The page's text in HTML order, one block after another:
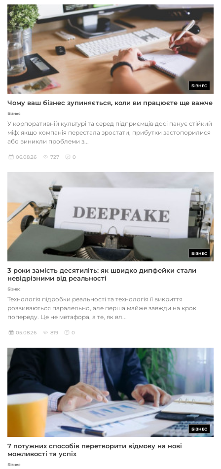
БІЗНЕС
Чому ваш бізнес зупиняється, коли ви працюєте ще важче
Бізнес
У корпоративній культурі та серед підприємців досі панує стійкий
міф: якщо компанія перестала зростати, прибутки застопорилися
або виникли проблеми з...
06.08.26 727 0
БІЗНЕС
3 роки замість десятиліть: як швидко дипфейки стали
невідрізними від реальності
Бізнес
Технологія підробки реальності та технологія її викриття
розвиваються паралельно, але перша майже завжди на крок
попереду. Це не метафора, а те, як вл...
05.08.26 819 0
БІЗНЕС
7 потужних способів перетворити відмову на нові
можливості та успіх
Бізнес